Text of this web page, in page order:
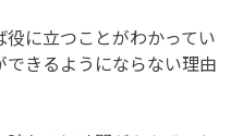
に立つことがわかってい
きるようにならない理由